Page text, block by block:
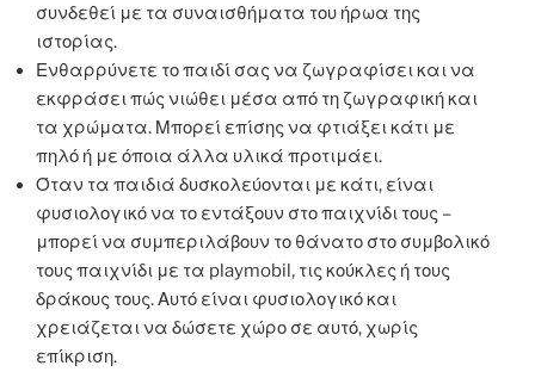
συνδεθεί με τα συναισθήματα του ήρωα της
ιστορίας.
Ενθαρρύνετε το παιδί σας να ζωγραφίσει και να
εκφράσει πώς νιώθει μέσα από τη ζωγραφική και
τα χρώματα. Μπορεί επίσης να φτιάξει κάτι με
πηλό ή με όποια άλλα υλικά προτιμάει.
Όταν τα παιδιά δυσκολεύονται με κάτι, είναι
φυσιολογικό να το εντάξουν στο παιχνίδι τους –
μπορεί να συμπεριλάβουν το θάνατο στο συμβολικό
τους παιχνίδι με τα playmobil, τις κούκλες ή τους
δράκους τους. Αυτό είναι φυσιολογικό και
χρειάζεται να δώσετε χώρο σε αυτό, χωρίς
επίκριση.